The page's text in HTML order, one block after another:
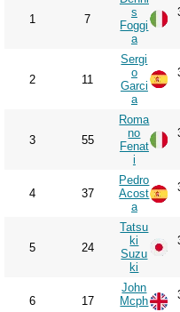
1 7
s
Foggi
a
2 11
Sergi
o
Garci
a
3 55
Roma
no
Fenat
i
4 37
Pedro
Acost
a
5 24
Tatsu
ki
Suzu
ki
6 17
John
Mcph